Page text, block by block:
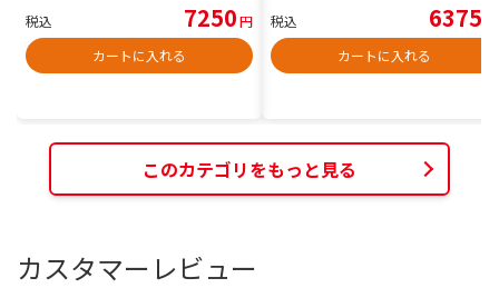
税込 7250円
カートに入れる
税込 6375
カートに入れる
このカテゴリをもっと見る
カスタマーレビュー